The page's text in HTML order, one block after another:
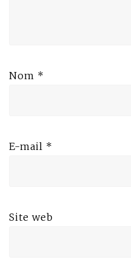
Nom *
E-mail *
Site web